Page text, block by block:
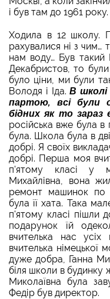
і був там до 1961
Ходила в 12 школу.
рахувалися ні з чим…
нам воду… Був такий
Декабристов, то
було ціни, ми були
Володя і Іда.В школі
партою, всі були
бідних як то зараз
російська вже була в
була. Школа була в
добрі. Я своїх
добрі. Перша моя
п'ятому класі у
Михайлівна, вона
ремонт машинок по
була її хата. Така
п'ятому класі пішли
подарунок їй
вчителька нас
вчителька німецької
дуже добра, Ганна
біля школи в будинку
Миколаївна була
Федір був директор.